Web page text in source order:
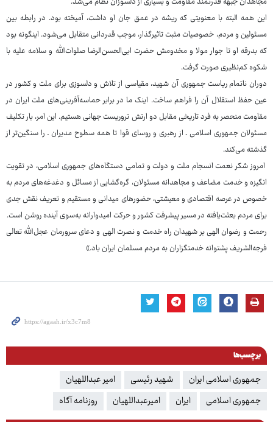
این همه البته با معنویتی که ریشه در عمق جان او داشت، آمیخته بود. در رابطه بین
مسئولین و مردم، خصوصیات مثبت تاثیرگذار، موجب قدردانی متقابل می‌شود. اینگونه بود
که بدرقه او تا جوار مولا و مخدومش حضرت ابی‌الحسن‌الرضا صلوات‌الله و سلامه علیه با
شکوه کم‌نظیری صورت گرفت.
دوران ناتمام ریاست جمهوری آن شهید، مقیاسی از تلاش و دلسوزی برای ملت و کشور در
عین حفظ استقلال آن را فراهم ساخت. اینک ما در برابر حماسه‌آفرینی‌های ملت ایران در
مقاومت منحصر به فرد تاریخی مقابل دو ارتش تروریست جهانی هستیم. این امر، بار تکلیف
مسئولان جمهوری اسلامی ـ از رهبری و روسای قوا تا همه سطوح مدیران ـ را سنگین‌تر از
گذشته می‌کند.
امروز شکر نعمت انسجام ملت و دولت و تمامی دستگاه‌های جمهوری اسلامی، در تقویت
انگیزه و خدمت مضاعف و مجاهدانه مسئولان، گره‌گشایی از مسائل و دغدغه‌های مردم به
خصوص در عرصه اقتصادی و معیشتی، حضورهای میدانی و مستقیم و تعریف نقش جدی
برای مردم بعثت‌یافته در مسیر پیشرفت کشور و حرکت امیدوارانه به‌سوی آینده روشن است.
رحمت و رضوان الهی بر شهیدان راه خدمت و نصرت الهی و دعای سرورمان عجل‌الله تعالی
فرجه‌الشریف پشتوانه خدمتگزاران به مردم مسلمان ایران باد.»
برچسب‌ها
جمهوری اسلامی ایران شهید رئیسی
امیر عبداللهیان
جمهوری اسلامی
ایران امیرعبداللهیان روزنامه آگاه